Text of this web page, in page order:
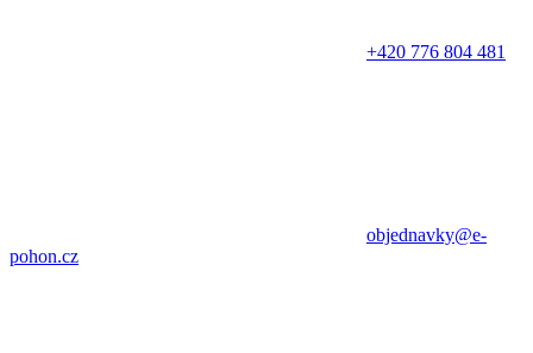
+420 776 804 481
objednavky@e-
pohon.cz